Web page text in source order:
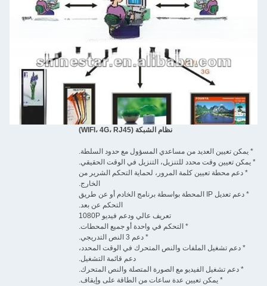
نظام الشبكة (WIFI، 4G، RJ45)
* يمكن تعيين العديد من مساعدي المسؤول مع حدود السلطة.
* يمكن تعيين وقت محدد للتنزيل، التنزيل في الوقت الحقيقي.
* دعم محطة تعيين كلمة المرور، لحماية التحكم الشرير من
الخارج.
* دعم تعديل IP المحطة بواسطة برنامج الخادم أو عن طريق
التحكم عن بعد.
تعريف عالي ودعم فيديو 1080P
* التحكم في واحدة أو جميع المحطات.
* دعم 3 النص التدريجي.
* دعم تشغيل الملفات والنص المتحرك في الوقت المحدد،
دعم قائمة التشغيل.
* دعم تشغيل الفيديو مع الصورة المتصلة والنص المتحرك.
* يمكن تعيين عدة ساعات من الطاقة على وإيقاف.